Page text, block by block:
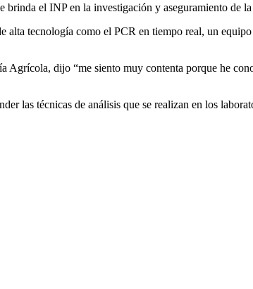
el INP en la investigación y aseguramiento de
tecnología como el PCR en tiempo real, un
Agrícola, dijo “me siento muy contenta porque he
las técnicas de análisis que se realizan en los